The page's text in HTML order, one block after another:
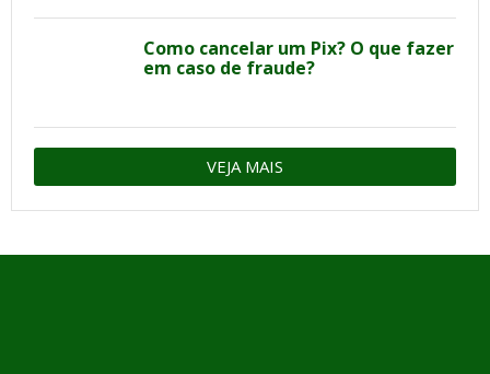
Como cancelar um Pix? O que fazer
em caso de fraude?
VEJA MAIS